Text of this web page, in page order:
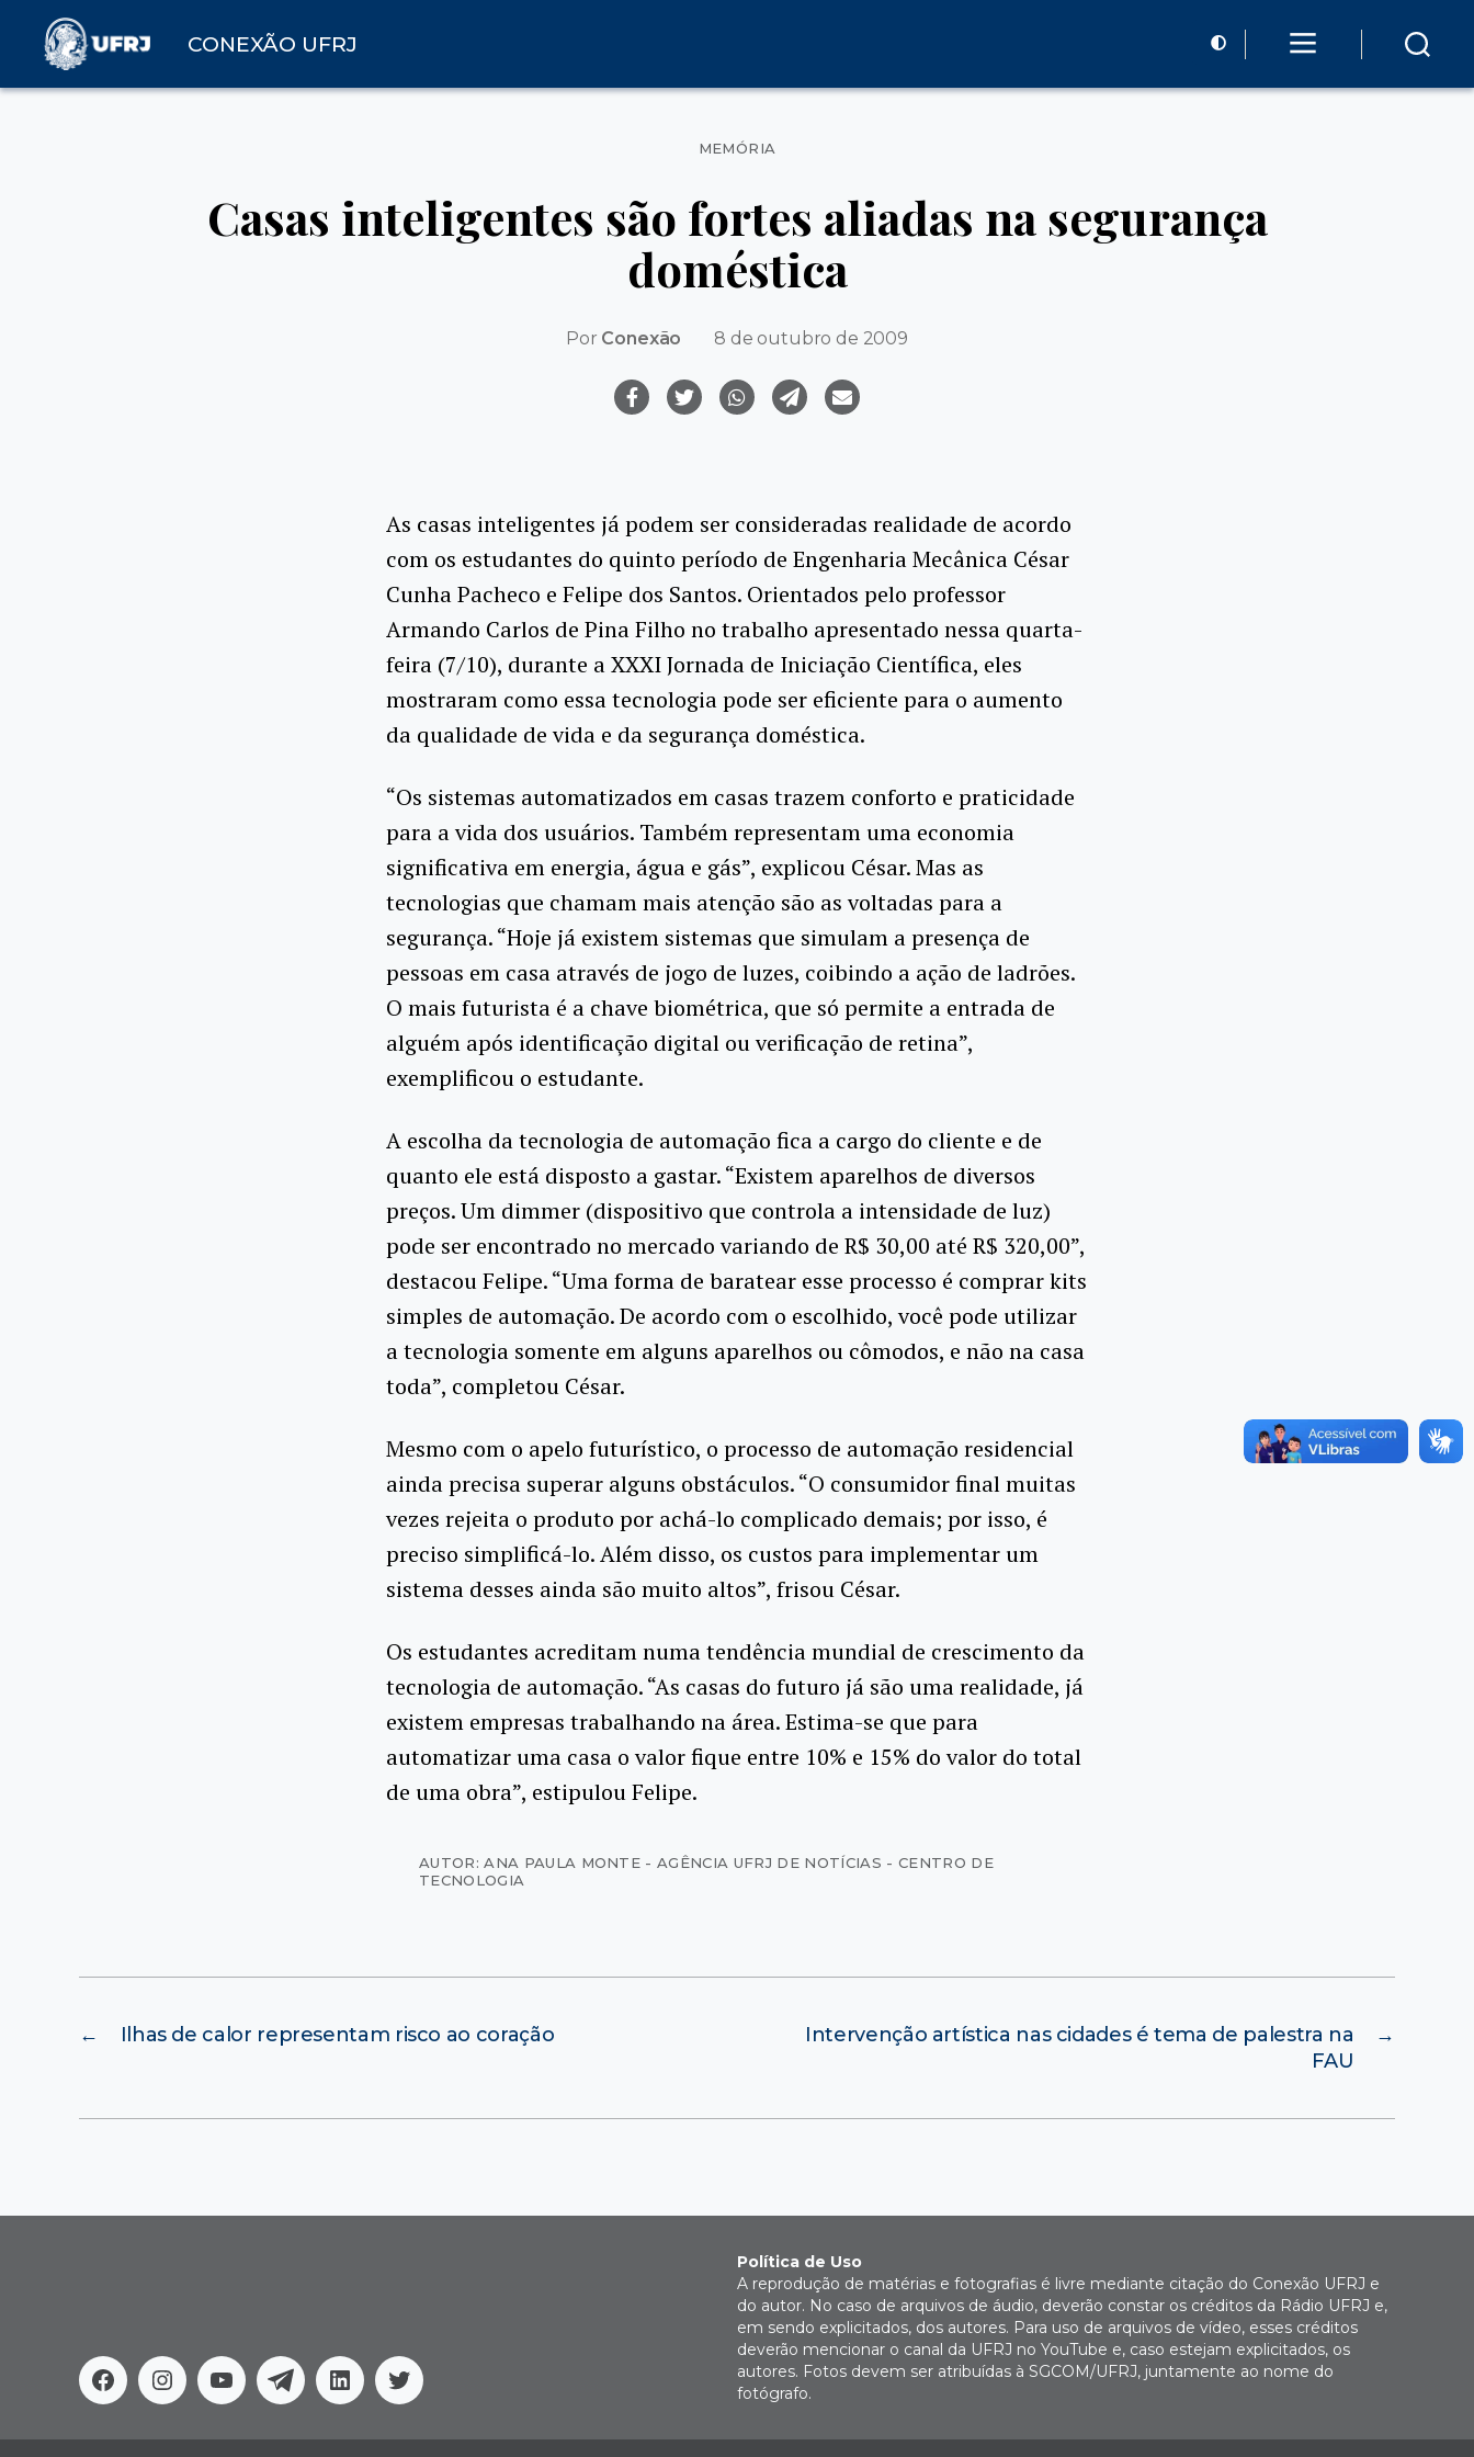
CONEXÃO UFRJ
Categorias
MEMÓRIA
Casas inteligentes são fortes aliadas na segurança
doméstica
Por Conexão 8 de outubro de 2009
As casas inteligentes já podem ser consideradas realidade de acordo
com os estudantes do quinto período de Engenharia Mecânica César
Cunha Pacheco e Felipe dos Santos. Orientados pelo professor
Armando Carlos de Pina Filho no trabalho apresentado nessa quarta-
feira (7/10), durante a XXXI Jornada de Iniciação Científica, eles
mostraram como essa tecnologia pode ser eficiente para o aumento
da qualidade de vida e da segurança doméstica.
“Os sistemas automatizados em casas trazem conforto e praticidade
para a vida dos usuários. Também representam uma economia
significativa em energia, água e gás”, explicou César. Mas as
tecnologias que chamam mais atenção são as voltadas para a
segurança. “Hoje já existem sistemas que simulam a presença de
pessoas em casa através de jogo de luzes, coibindo a ação de ladrões.
O mais futurista é a chave biométrica, que só permite a entrada de
alguém após identificação digital ou verificação de retina”,
exemplificou o estudante.
A escolha da tecnologia de automação fica a cargo do cliente e de
quanto ele está disposto a gastar. “Existem aparelhos de diversos
preços. Um dimmer (dispositivo que controla a intensidade de luz)
pode ser encontrado no mercado variando de R$ 30,00 até R$ 320,00”,
destacou Felipe. “Uma forma de baratear esse processo é comprar kits
simples de automação. De acordo com o escolhido, você pode utilizar
a tecnologia somente em alguns aparelhos ou cômodos, e não na casa
toda”, completou César.
Mesmo com o apelo futurístico, o processo de automação residencial
ainda precisa superar alguns obstáculos. “O consumidor final muitas
vezes rejeita o produto por achá-lo complicado demais; por isso, é
preciso simplificá-lo. Além disso, os custos para implementar um
sistema desses ainda são muito altos”, frisou César.
Os estudantes acreditam numa tendência mundial de crescimento da
tecnologia de automação. “As casas do futuro já são uma realidade, já
existem empresas trabalhando na área. Estima-se que para
automatizar uma casa o valor fique entre 10% e 15% do valor do total
de uma obra”, estipulou Felipe.
AUTOR: ANA PAULA MONTE - AGÊNCIA UFRJ DE NOTÍCIAS - CENTRO DE
TECNOLOGIA
← Ilhas de calor representam risco ao coração →
Intervenção artística nas cidades é tema de palestra na
FAU
FacebookInstagram
YoutubeTelegramLinkedinTwitter
Política de Uso
A reprodução de matérias e fotografias é livre mediante citação do Conexão UFRJ e
do autor. No caso de arquivos de áudio, deverão constar os créditos da Rádio UFRJ e,
em sendo explicitados, dos autores. Para uso de arquivos de vídeo, esses créditos
deverão mencionar o canal da UFRJ no YouTube e, caso estejam explicitados, os
autores. Fotos devem ser atribuídas à SGCOM/UFRJ, juntamente ao nome do
fotógrafo.